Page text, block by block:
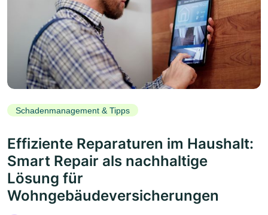
Schadenmanagement & Tipps
Effiziente Reparaturen im Haushalt:
Smart Repair als nachhaltige
Lösung für
Wohngebäudeversicherungen